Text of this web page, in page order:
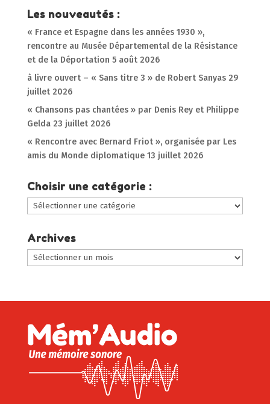
Les nouveautés :
« France et Espagne dans les années 1930 »,
rencontre au Musée Départemental de la Résistance
et de la Déportation 5 août 2026
à livre ouvert – « Sans titre 3 » de Robert Sanyas 29
juillet 2026
« Chansons pas chantées » par Denis Rey et Philippe
Gelda 23 juillet 2026
« Rencontre avec Bernard Friot », organisée par Les
amis du Monde diplomatique 13 juillet 2026
Choisir une catégorie :
Choisir
une
catégorie
:
Archives
Archives